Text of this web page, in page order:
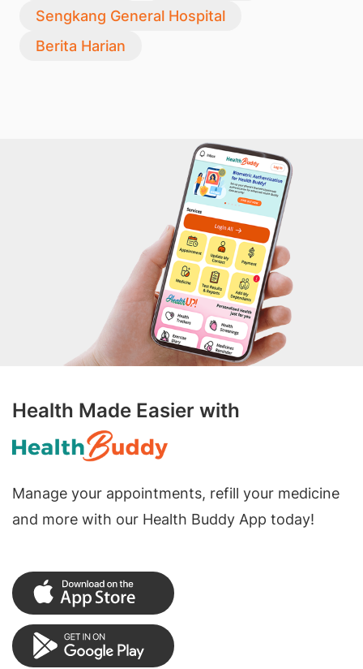
Sengkang General Hospital
Berita Harian
Health Made Easier with
Manage your appointments, refill your medicine
and more with our Health Buddy App today!